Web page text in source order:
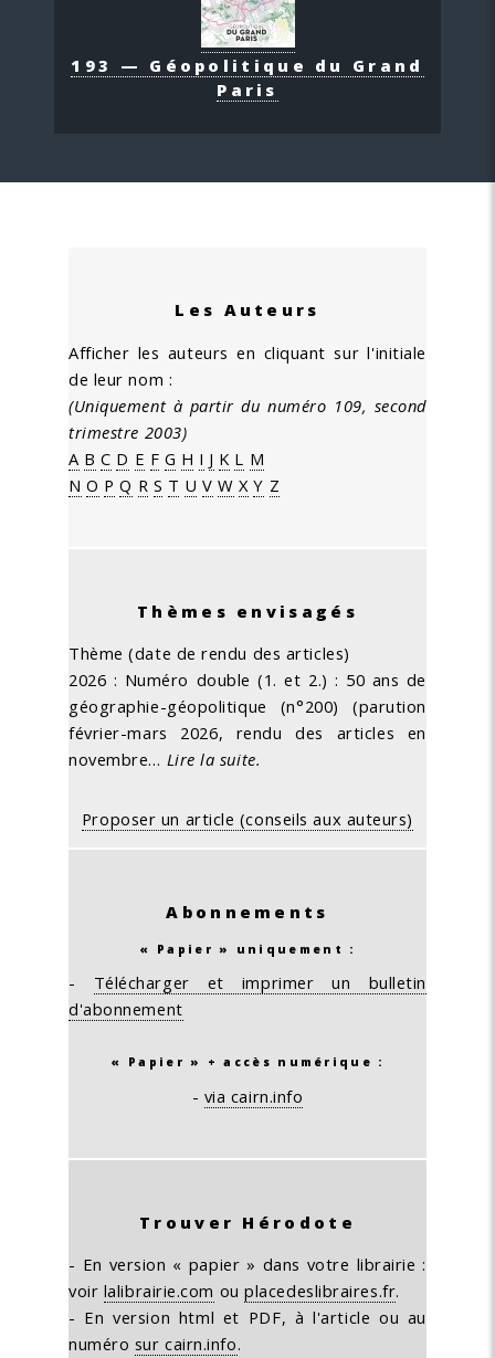
193 — Géopolitique du Grand
Paris
Les Auteurs
Afficher les auteurs en cliquant sur l'initiale
de leur nom :
(Uniquement à partir du numéro 109, second
trimestre 2003)
A B C D E F G H I J K L M
N O P Q R S T U V W X Y Z
Thèmes envisagés
Thème (date de rendu des articles)
2026 : Numéro double (1. et 2.) : 50 ans de
géographie-géopolitique (n°200) (parution
février-mars 2026, rendu des articles en
novembre… Lire la suite.
Proposer un article (conseils aux auteurs)
Abonnements
« Papier » uniquement :
- Télécharger et imprimer un bulletin
d'abonnement
« Papier » + accès numérique :
- via cairn.info
Trouver Hérodote
- En version « papier » dans votre librairie :
voir lalibrairie.com ouplacedeslibraires.fr.
- En version html et PDF, à l'article ou au
numéro sur cairn.info.